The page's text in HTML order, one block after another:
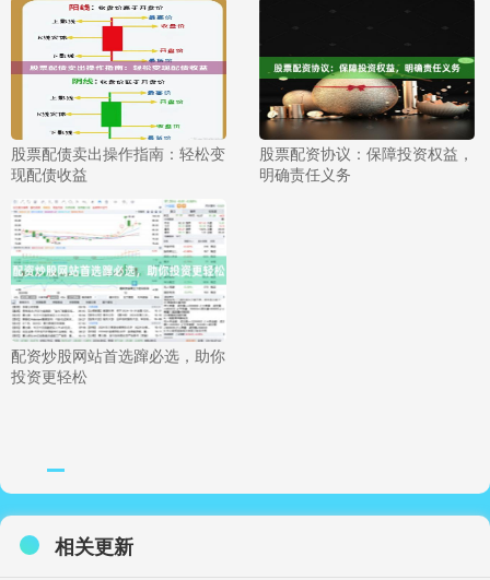
股票配债卖出操作指南：轻松变
现配债收益
股票配资协议：保障投资权益，
明确责任义务
配资炒股网站首选蹿必选，助你
投资更轻松
相关更新